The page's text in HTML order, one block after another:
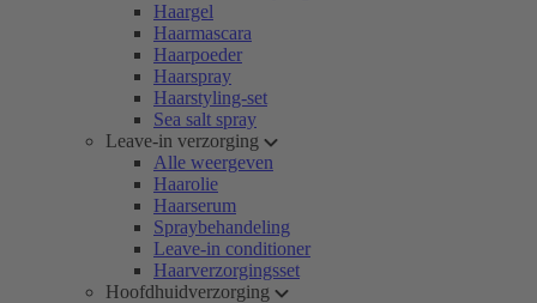
Haargel
Haarmascara
Haarpoeder
Haarspray
Haarstyling-set
Sea salt spray
Leave-in verzorging
Alle weergeven
Haarolie
Haarserum
Spraybehandeling
Leave-in conditioner
Haarverzorgingsset
Hoofdhuidverzorging